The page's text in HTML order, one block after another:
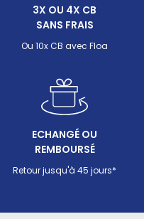
puisque
fonctionner.
3X OU 4X CB
SANS FRAIS
Ou 10x CB avec Floa
ECHANGÉ OU
REMBOURSÉ
Retour jusqu'à 45 jours*